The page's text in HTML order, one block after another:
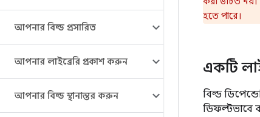
আপনার বিল্ড প্রসারিত
আপনার লাইব্রেরি প্রকাশ করুন
আপনার বিল্ড স্থানান্তর করুন
হতে পারে।
একটি
বিল্ড
ডিফল্টভাবে